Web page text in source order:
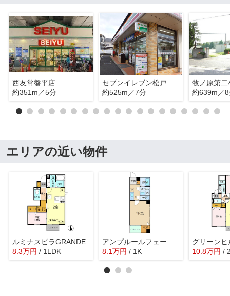
西友常盤平店
約351m／5分
約525m／7分
牧ノ原第二
約639m／
エリアの近い物件
ルミナスビラGRANDE
8.3万円 / 1LDK
8.1万円 / 1K
グリーンヒ
10.8万円 /